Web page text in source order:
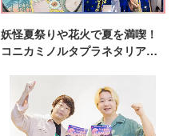
妖怪夏祭りや花火で夏を満喫！
コニカミノルタプラネタリア